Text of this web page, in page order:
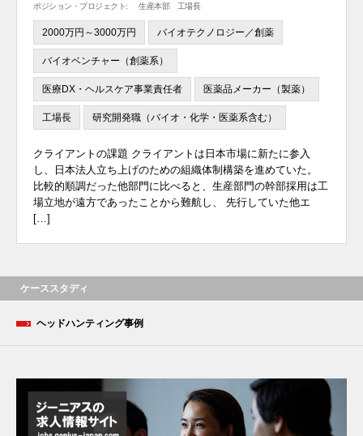
ポジション・プロジェクト:
生産本部 工場長
2000万円～3000万円 バイオテクノロジー／創薬
バイオベンチャー（創薬系）
医療DX・ヘルスケア事業責任者 医薬品メーカー（製薬）
工場長 研究開発職（バイオ・化学・医薬系含む）
クライアントの課題 クライアントは日本市場に新たに参入
し、日本法人立ち上げのための組織体制構築を進めていた。
比較的順調だった他部門に比べると、生産部門の幹部採用は工
場立地が遠方であったことから難航し、 先行していた他エ
[…]
ケーススタディ
ヘッドハンティング事例